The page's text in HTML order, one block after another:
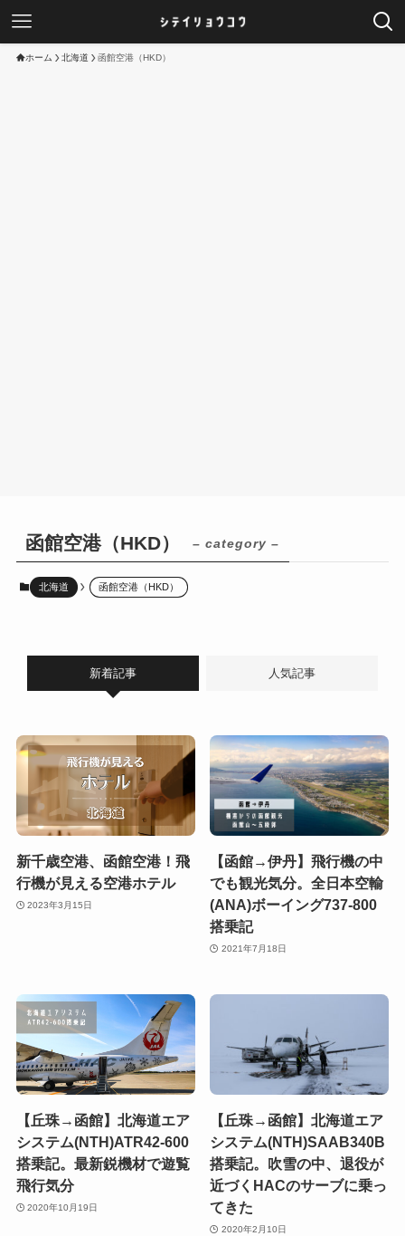
ホーム 北海道 函館空港（HKD）
函館空港（HKD） – category –
北海道 函館空港（HKD）
新着記事 人気記事
新千歳空港、函館空港！飛
行機が見える空港ホテル
2023年3月15日
【函館→伊丹】飛行機の中
でも観光気分。全日本空輸
(ANA)ボーイング737-800
搭乗記
2021年7月18日
【丘珠→函館】北海道エア
システム(NTH)ATR42-600
搭乗記。最新鋭機材で遊覧
飛行気分
2020年10月19日
【丘珠→函館】北海道エア
システム(NTH)SAAB340B
搭乗記。吹雪の中、退役が
近づくHACのサーブに乗っ
てきた
2020年2月10日